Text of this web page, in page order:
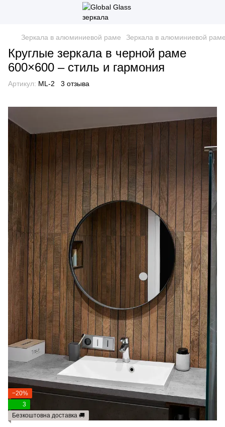
Зеркала в алюминиевой раме Зеркала в алюминиевой
Круглые зеркала в черной раме
600×600 – стиль и гармония
Артикул: ML-2 3 отзыва
−20%
3
Безкоштовна доставка 🚚